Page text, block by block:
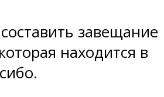
завещание
находится в